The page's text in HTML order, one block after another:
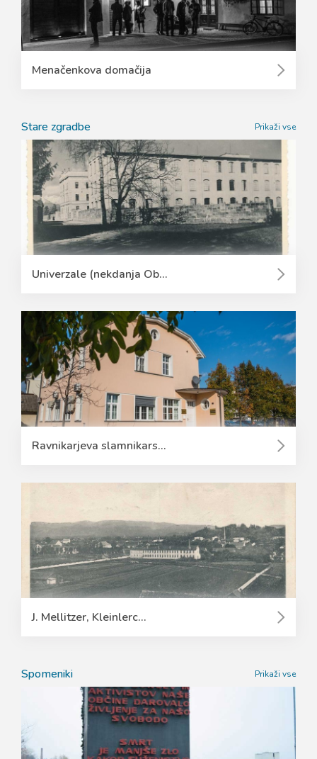
Menačenkova domačija
Stare zgradbe Prikaži vse
Univerzale (nekdanja Ob...
Ravnikarjeva slamnikars...
J. Mellitzer, Kleinlerc...
Spomeniki Prikaži vse